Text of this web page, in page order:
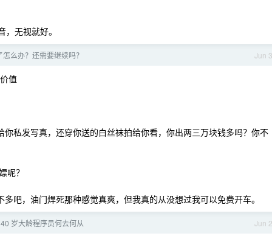
无视就好。
Jun 3
么办？还需要继续吗？
值
私发写真，还穿你送的白丝袜拍给你看，你出两三万块钱多吗？你不
呢？
吧，油门焊死那种感觉真爽，但我真的从没想过我可以免费开车。
Jun 2
岁大龄程序员何去何从